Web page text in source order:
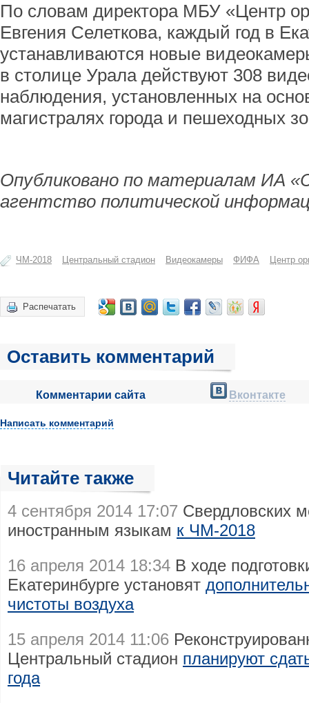
По словам директора МБУ «Центр
Евгения Селеткова, каждый год в
устанавливаются новые
в столице Урала действуют 308
наблюдения, установленных на
магистралях города и пешеходных
Опубликовано по материалам ИА
агентство политической
ЧМ-2018 Центральный стадион Видеокамеры ФИФА Центр
Распечатать
Оставить комментарий
Комментарии сайта Вконтакте
Написать комментарий
Читайте также
4 сентября 2014 17:07 Свердловских
иностранным языкам к ЧМ-2018
16 апреля 2014 18:34 В ходе
Екатеринбурге установят
чистоты воздуха
15 апреля 2014 11:06
Центральный стадион планируют
года